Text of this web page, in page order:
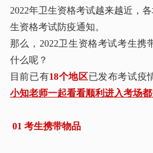
2022年卫生资格考试越来越近，
生资格考试防疫通知。
那么，2022卫生资格考试考生携
什么呢？
目前已有18个地区已发布考试疫
小知老师一起看看顺利进入考场
01 考生携带物品